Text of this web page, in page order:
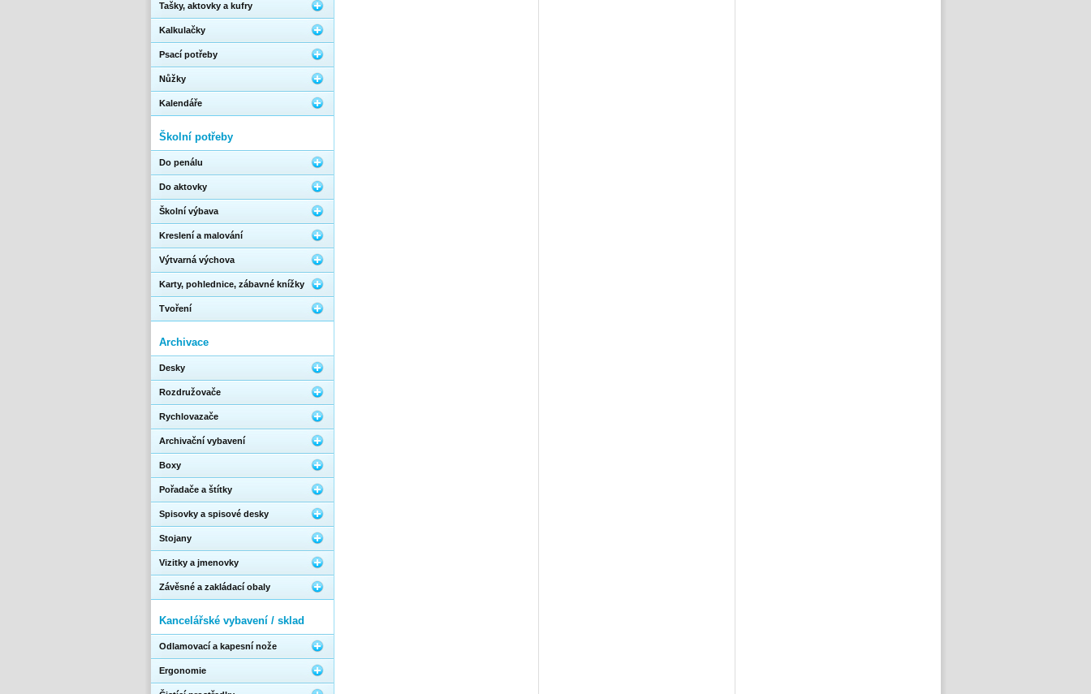
Tašky, aktovky a kufry
Kalkulačky
Psací potřeby
Nůžky
Kalendáře
Školní potřeby
Do penálu
Do aktovky
Školní výbava
Kreslení a malování
Výtvarná výchova
Karty, pohlednice, zábavné knížky
Tvoření
Archivace
Desky
Rozdružovače
Rychlovazače
Archivační vybavení
Boxy
Pořadače a štítky
Spisovky a spisové desky
Stojany
Vizitky a jmenovky
Závěsné a zakládací obaly
Kancelářské vybavení / sklad
Odlamovací a kapesní nože
Ergonomie